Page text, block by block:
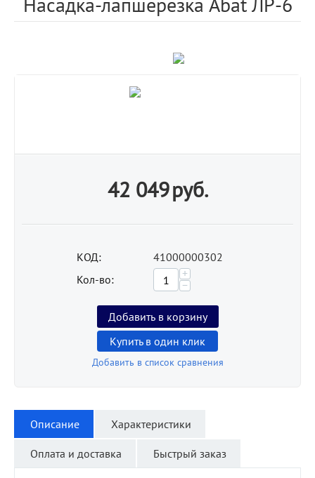
42 049руб.
КОД:
41000000302
Кол-во:
+
−
Добавить в корзину
Купить в один клик
Добавить в список сравнения
Описание Характеристики
Оплата и доставка Быстрый заказ